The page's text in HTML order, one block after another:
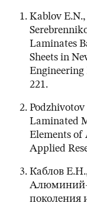
Kablov
Laminates
Sheets in
Engineering
221.
Podzhivotov
Laminated
Elements
Applied
Каблов
Алюминий-
поколения